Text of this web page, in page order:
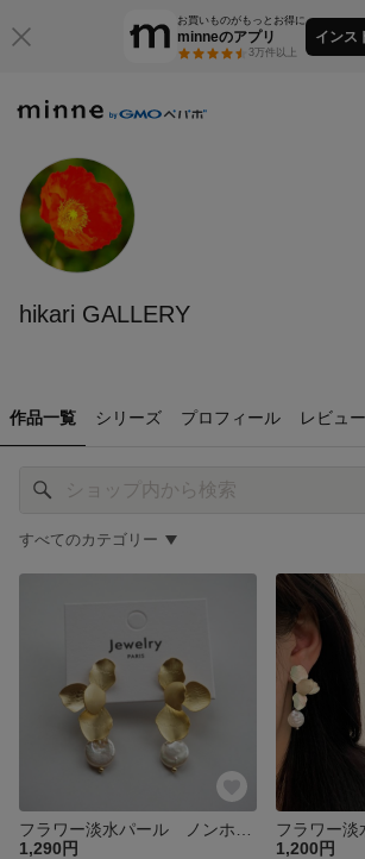
お買いものがもっとお得に
minneのアプリ
3万件以上
インス
hikari GALLERY
作品一覧 シリーズ プロフィール レビュー
すべてのカテゴリー
1,290円
フラワー淡
1,200円